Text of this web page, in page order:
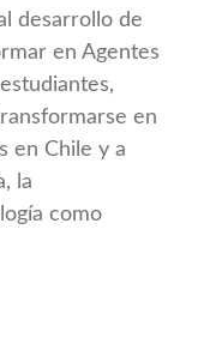
desarrollo de
en Agentes
en
en Chile y a
la
como